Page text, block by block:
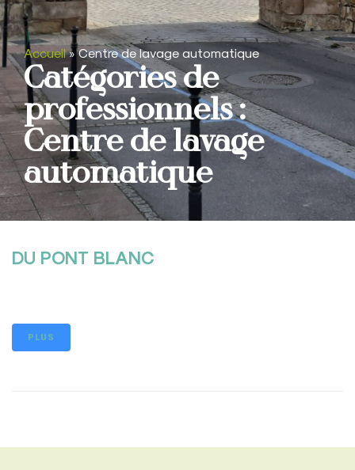
Accueil»Centre de lavage automatique
Catégories de
professionnels :
Centre de lavage
automatique
DU PONT BLANC
PLUS